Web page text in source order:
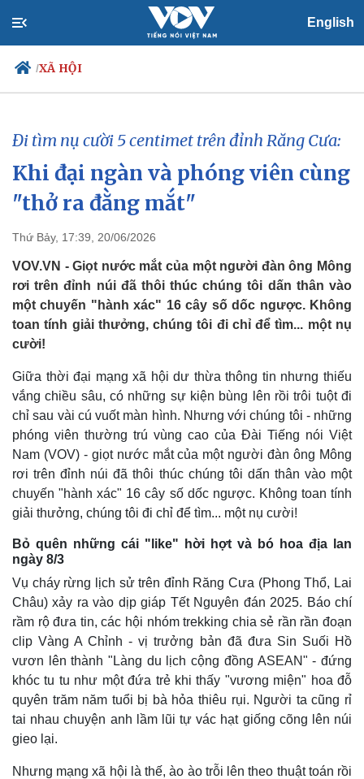
English
/XÃ HỘI
Đảng
Tổ chức nhân sự
Quốc hội
Tin 24h
Biển đảo
Đi tìm nụ cười 5 centimet trên đỉnh Răng Cưa:
Khi đại ngàn và phóng viên cùng
"thở ra đằng mắt"
Thứ Bảy, 17:39, 20/06/2026
VOV.VN - Giọt nước mắt của một người đàn ông Mông
rơi trên đỉnh núi đã thôi thúc chúng tôi dấn thân vào
một chuyến "hành xác" 16 cây số dốc ngược. Không
toan tính giải thưởng, chúng tôi đi chỉ để tìm... một nụ
cười!
Giữa thời đại mạng xã hội dư thừa thông tin nhưng thiếu
vắng chiều sâu, có những sự kiện bùng lên rồi trôi tuột đi
chỉ sau vài cú vuốt màn hình. Nhưng với chúng tôi - những
phóng viên thường trú vùng cao của Đài Tiếng nói Việt
Nam (VOV) - giọt nước mắt của một người đàn ông Mông
rơi trên đỉnh núi đã thôi thúc chúng tôi dấn thân vào một
chuyến "hành xác" 16 cây số dốc ngược. Không toan tính
giải thưởng, chúng tôi đi chỉ để tìm... một nụ cười!
Bỏ quên những cái "like" hời hợt và bó hoa địa lan
ngày 8/3
Vụ cháy rừng lịch sử trên đỉnh Răng Cưa (Phong Thổ, Lai
Châu) xảy ra vào dịp giáp Tết Nguyên đán 2025. Báo chí
rầm rộ đưa tin, các hội nhóm trekking chia sẻ rần rần đoạn
clip Vàng A Chỉnh - vị trưởng bản đã đưa Sin Suối Hồ
vươn lên thành "Làng du lịch cộng đồng ASEAN" - đứng
khóc tu tu như một đứa trẻ khi thấy "vương miện" hoa đỗ
quyên trăm năm tuổi bị bà hỏa thiêu rụi. Người ta cũng rỉ
tai nhau chuyện anh lầm lũi tự vác hạt giống cõng lên núi
gieo lại.
Nhưng mạng xã hội là thế, ào ào trỗi lên theo thuật toán rồi